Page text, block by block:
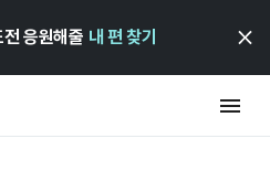
응원해줄 내 편 찾기